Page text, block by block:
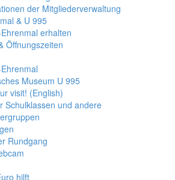
der Mitgliederverwaltung
& U 995
erhalten
Öffnungszeiten
Museum U 995
visit! (English)
Schulklassen und andere
Rundgang
hilft